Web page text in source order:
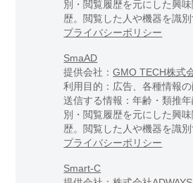
別・閲覧履歴を元にした興
歴。閲覧した人や機器を識別
プライバシーポリシー
SmaAD
提供会社：GMO TECH株式
利用目的：広告、各種情報
送信する情報：年齢・類推
別・閲覧履歴を元にした興
歴。閲覧した人や機器を識別
プライバシーポリシー
Smart-C